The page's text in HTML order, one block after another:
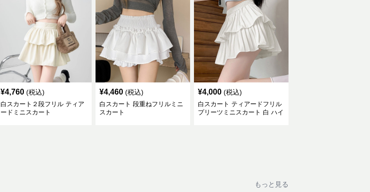
¥4,760 (税込)
白スカート２段フリル ティア
ードミニスカート
¥4,460 (税込)
白スカート 段重ねフリルミニ
スカート
¥4,000 (税込)
白スカート ティアードフリル
プリーツミニスカート 白 ハイ
もっと見る